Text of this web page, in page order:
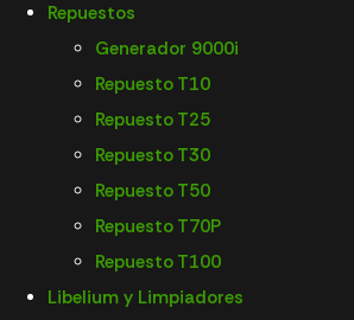
Repuestos
Generador 9000i
Repuesto T10
Repuesto T25
Repuesto T30
Repuesto T50
Repuesto T70P
Repuesto T100
Libelium y Limpiadores
Tienda
Tienda Drones Agrícolas
PLACA DISTRIBUCION/MODUL PULVERIZAC T25